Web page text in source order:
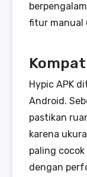
fitur manual
Hypic APK
Android.
pastikan
karena
paling
dengan